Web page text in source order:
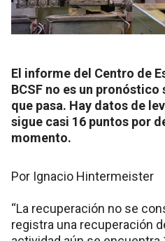
El informe del Centro de
BCSF no es un
que pasa. Hay datos de
sigue casi 16 puntos por
momento.
Por Ignacio Hintermeister
“La recuperación no se
registra una recuperación